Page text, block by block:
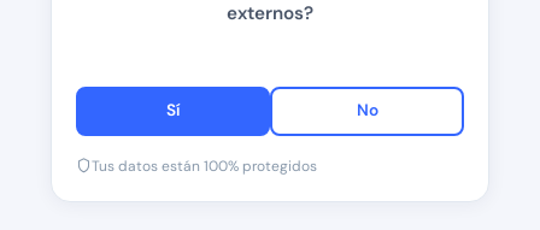
externos?
Sí No
Tus datos están 100% protegidos